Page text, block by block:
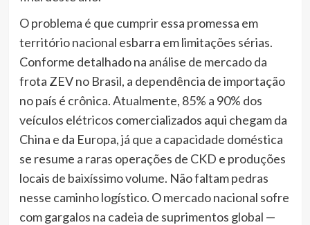
O problema é que cumprir essa promessa em
território nacional esbarra em limitações sérias.
Conforme detalhado na análise de mercado da
frota ZEV no Brasil, a dependência de importação
no país é crônica. Atualmente, 85% a 90% dos
veículos elétricos comercializados aqui chegam da
China e da Europa, já que a capacidade doméstica
se resume a raras operações de CKD e produções
locais de baixíssimo volume. Não faltam pedras
nesse caminho logístico. O mercado nacional sofre
com gargalos na cadeia de suprimentos global —